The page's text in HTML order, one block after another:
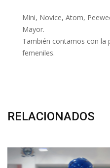
Mini, Novice, Atom,
Mayor.
También contamos con la
femeniles.
RELACIONADOS